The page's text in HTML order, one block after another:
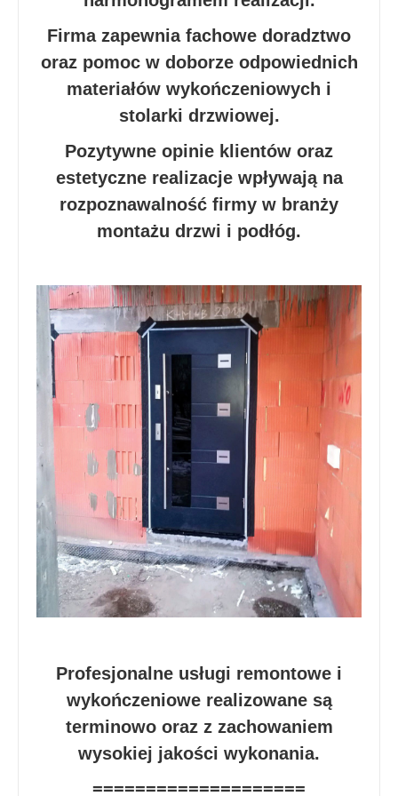
Firma zapewnia fachowe doradztwo
oraz pomoc w doborze odpowiednich
materiałów wykończeniowych i
stolarki drzwiowej.
Pozytywne opinie klientów oraz
estetyczne realizacje wpływają na
rozpoznawalność firmy w branży
montażu drzwi i podłóg.
Profesjonalne usługi remontowe i
wykończeniowe realizowane są
terminowo oraz z zachowaniem
wysokiej jakości wykonania.
====================